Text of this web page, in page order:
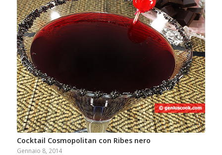
Cocktail Cosmopolitan con Ribes nero
Gennaio 8, 2014